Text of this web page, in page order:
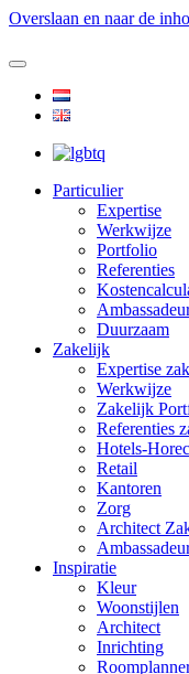
Overslaan en naar de
Particulier
Expertise
Werkwijze
Portfolio
Referenties
Duurzaam
Zakelijk
Expertise
Werkwijze
Zakelijk
Referenties
Hotels-
Retail
Kantoren
Zorg
Architect
Inspiratie
Kleur
Woonstijlen
Architect
Inrichting